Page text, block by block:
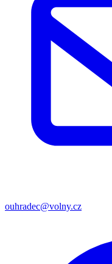
ouhradec@volny.cz